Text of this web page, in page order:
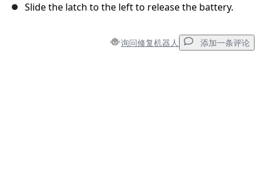
Slide the latch to the left to release the battery.
询问修复机器人 添加一条评论